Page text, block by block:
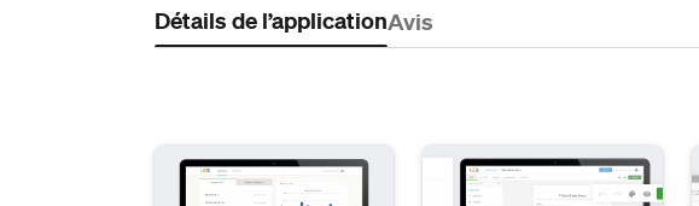
Détails de l’applicationAvis